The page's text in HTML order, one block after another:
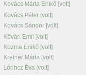
Kovács Márta Enikõ [volt]
Kovács Péter [volt]
Kovács Sándor [volt]
Kővári Emil [volt]
Kozma Enikő [volt]
Kreiner Márta [volt]
Lőrincz Éva [volt]